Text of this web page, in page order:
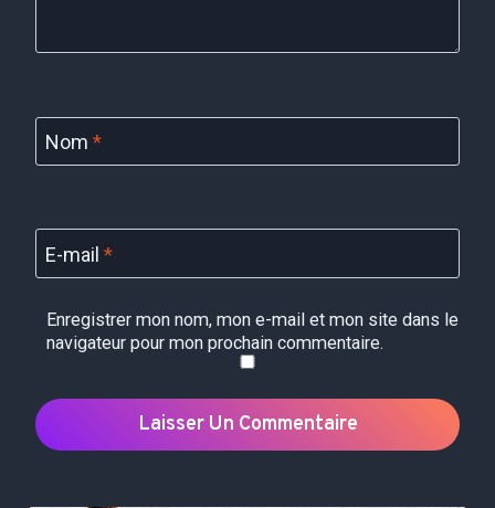
Nom *
E-mail *
Enregistrer mon nom, mon e-mail et mon site dans le
navigateur pour mon prochain commentaire.